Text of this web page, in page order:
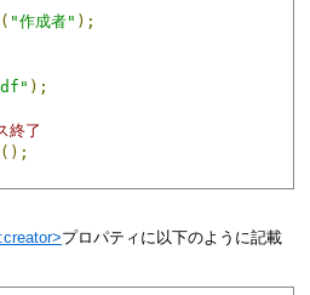
( "作成者" );
);
終了
();
プロパティに以下のように記載